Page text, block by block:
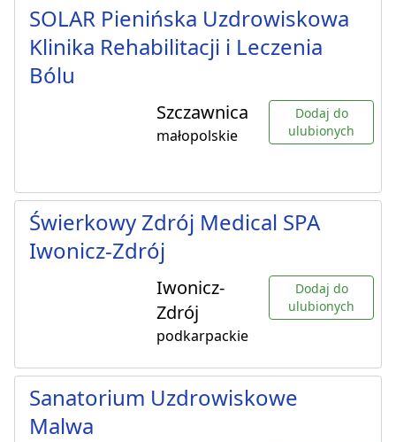
SOLAR Pienińska Uzdrowiskowa
Klinika Rehabilitacji i Leczenia
Bólu
Szczawnica
małopolskie
Dodaj do
ulubionych
Świerkowy Zdrój Medical SPA
Iwonicz-Zdrój
Iwonicz-
Zdrój
podkarpackie
Dodaj do
ulubionych
Sanatorium Uzdrowiskowe
Malwa